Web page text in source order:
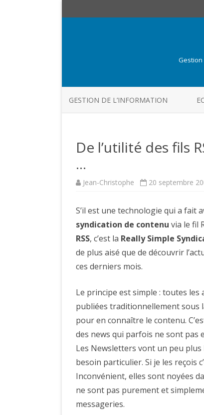
Gestion
GESTION DE L’INFORMATION
De l’utilité des fils
…
Jean-Christophe 20 septembre
S’il est une technologie qui a fait
syndication de contenu via le fil
RSS, c’est la Really Simple
de plus aisé que de découvrir
ces derniers mois.
Le principe est simple : toutes
publiées traditionnellement sous
pour en connaître le contenu.
des news qui parfois ne sont pas
Les Newsletters vont un peu
besoin particulier. Si je les reçois
Inconvénient, elles sont noyées
ne sont pas purement et
messageries.